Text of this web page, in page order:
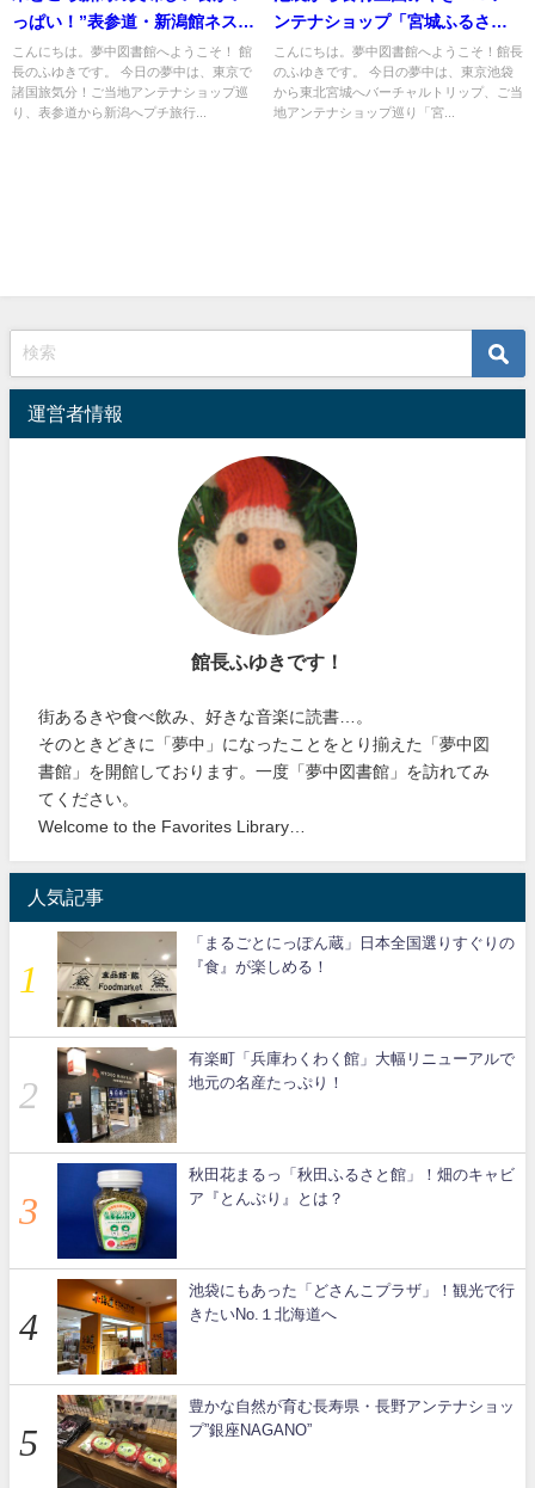
っぱい！”表参道・新潟館ネスパ
ス”
こんにちは。夢中図書館へようこそ！ 館
長のふゆきです。 今日の夢中は、東京で
諸国旅気分！ご当地アンテナショップ巡
り、表参道から新潟へプチ旅行...
ンテナショップ「宮城ふるさと
プラザ」
こんにちは。夢中図書館へようこそ！館長
のふゆきです。 今日の夢中は、東京池袋
から東北宮城へバーチャルトリップ、ご当
地アンテナショップ巡り「宮...
運営者情報
館長ふゆきです！
街あるきや食べ飲み、好きな音楽に読書…。
そのときどきに「夢中」になったことをとり揃えた「夢中図
書館」を開館しております。一度「夢中図書館」を訪れてみ
てください。
Welcome to the Favorites Library…
人気記事
「まるごとにっぽん蔵」日本全国選りすぐりの
『食』が楽しめる！
有楽町「兵庫わくわく館」大幅リニューアルで
地元の名産たっぷり！
秋田花まるっ「秋田ふるさと館」！畑のキャビ
ア『とんぶり』とは？
池袋にもあった「どさんこプラザ」！観光で行
きたいNo.１北海道へ
豊かな自然が育む長寿県・長野アンテナショッ
プ”銀座NAGANO”